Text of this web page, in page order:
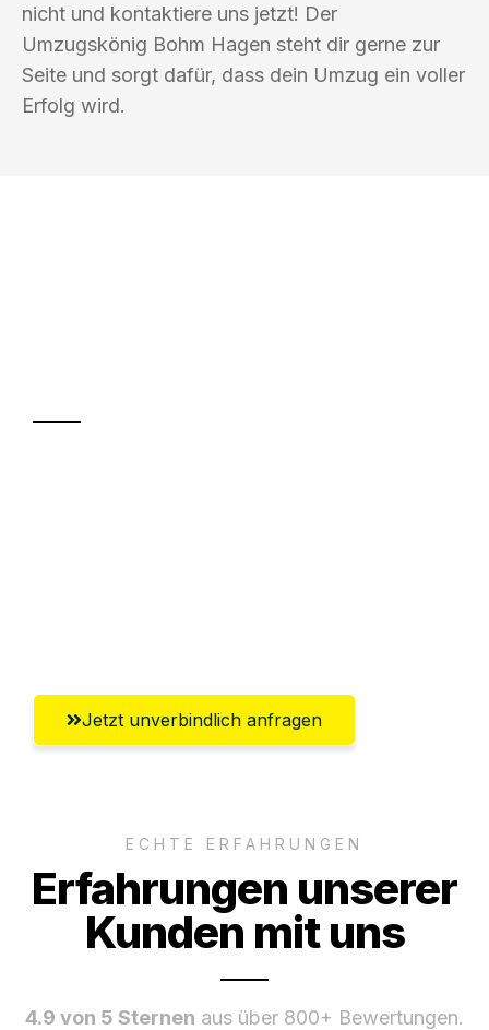
nicht und kontaktiere uns jetzt! Der
Umzugskönig Bohm Hagen steht dir gerne zur
Seite und sorgt dafür, dass dein Umzug ein voller
Erfolg wird.
Jetzt unverbindlich anfragen
ECHTE ERFAHRUNGEN
Erfahrungen unserer
Kunden mit uns
4.9 von 5 Sternen aus über 800+ Bewertungen.